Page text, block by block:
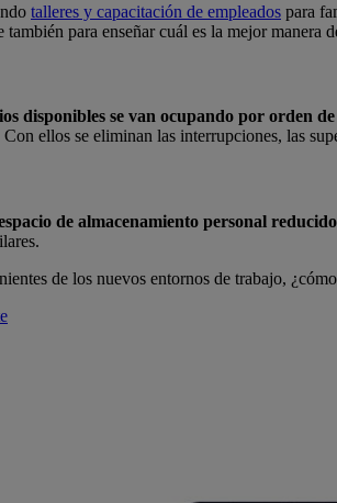
talleres y capacitación de empleados para
también para enseñar cuál es la mejor
disponibles se van ocupando por orden
ellos se eliminan las interrupciones, las
de almacenamiento personal reducido
de los nuevos entornos de trabajo,